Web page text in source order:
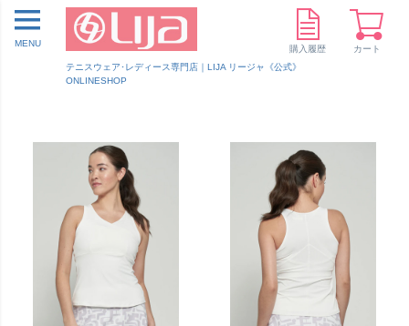
テニスウェア･レディース専門店｜LIJA リージャ《公式》
ONLINESHOP
MENU
購入履歴 カート